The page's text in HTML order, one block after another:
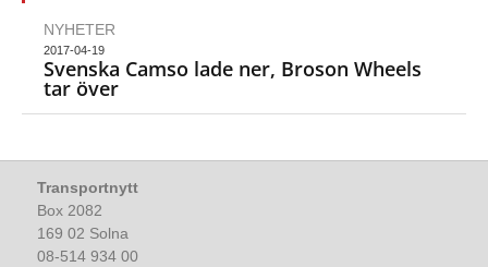
NYHETER
2017-04-19
Svenska Camso lade ner, Broson Wheels
tar över
Transportnytt
Box 2082
169 02 Solna
08-514 934 00